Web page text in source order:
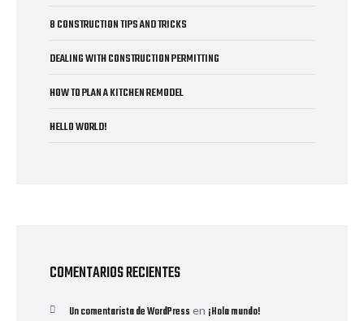
8 CONSTRUCTION TIPS AND TRICKS
DEALING WITH CONSTRUCTION PERMITTING
HOW TO PLAN A KITCHEN REMODEL
HELLO WORLD!
COMENTARIOS RECIENTES
Un comentarista de WordPress en ¡Hola mundo!